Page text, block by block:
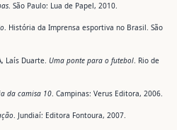
. São Paulo: Lua de Papel, 2010.
. História da Imprensa esportiva no Brasil. São
Laís Duarte. Uma ponte para o futebol. Rio de
da camisa 10. Campinas: Verus Editora, 2006.
. Jundiaí: Editora Fontoura, 2007.